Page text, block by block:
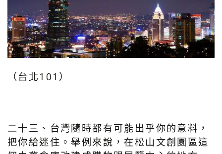
（台北101）
二十三、台灣隨時都有可能出乎你的意料，
把你給迷住。舉例來說，在松山文創園區這